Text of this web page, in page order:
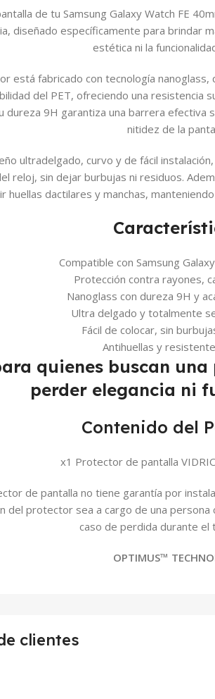
de tu Samsung Galaxy Watch FE
diseñado específicamente para brindar
estética ni la
está fabricado con tecnología
del PET, ofreciendo una resistencia
dureza 9H garantiza una barrera efectiva
nitidez de la
ultradelgado, curvo y de fácil
reloj, sin dejar burbujas ni residuos.
huellas dactilares y manchas,
Compatible con Samsung
Protección contra rayones,
Nanoglass con dureza 9H y
Ultra delgado y totalmente
Fácil de colocar, sin
Antihuellas y
quienes buscan
perder elegancia ni
Contenido del
x1 Protector de pantalla
de pantalla no tiene garantía por
del protector sea a cargo de una
caso de perdida durante
OPTIMUS™
clientes